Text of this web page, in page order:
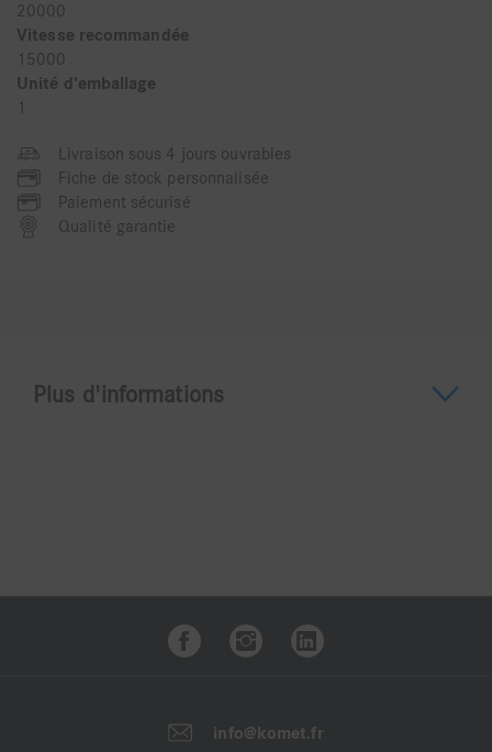
20000
Vitesse recommandée
15000
Unité d'emballage
1
Livraison sous 4 jours ouvrables
Fiche de stock personnalisée
Paiement sécurisé
Qualité garantie
Plus d'informations
info@komet.fr